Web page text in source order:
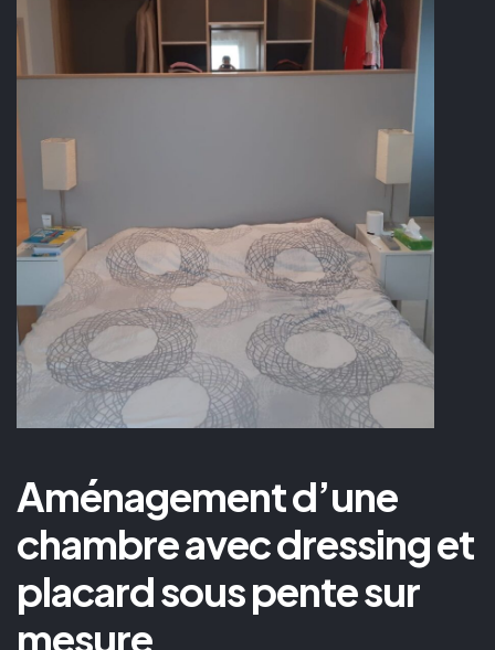
Aménagement d’une
chambre avec dressing et
placard sous pente sur
mesure